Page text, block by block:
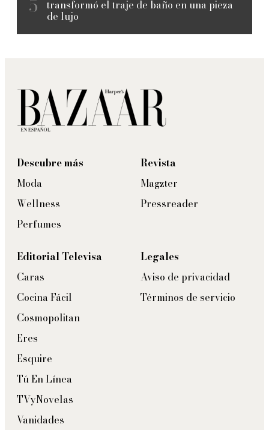
transformó el traje de baño en una pieza
de lujo
Descubre más
Moda
Wellness
Perfumes
Revista
Magzter
Pressreader
Editorial Televisa
Caras
Cocina Fácil
Cosmopolitan
Eres
Esquire
Tú En Línea
TVyNovelas
Vanidades
Legales
Aviso de privacidad
Términos de servicio